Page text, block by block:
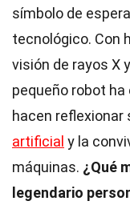
símbolo de
tecnológico. Con
visión de rayos X
pequeño robot
hacen reflexionar
artificial y la
máquinas. ¿Qué
legendario